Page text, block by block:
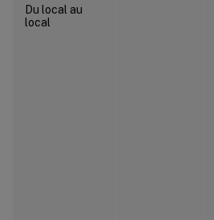
Du local au
local